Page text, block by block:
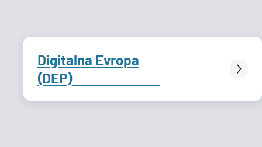
Digitalna Evropa
(DEP)